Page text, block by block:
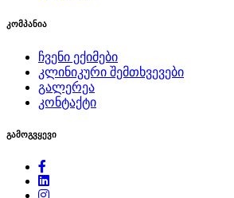
კომპანია
ჩვენი ექიმები
კლინიკური შემთხვევები
გალერეა
კონტაქტი
გამოგვყევი